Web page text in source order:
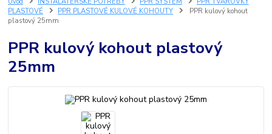
PLASTOVÉ
PPR PLASTOVÉ KULOVÉ KOHOUTY
PPR kulový kohout
plastový 25mm
PPR kulový kohout plastový
25mm